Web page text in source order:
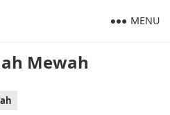
Mewah
MENU